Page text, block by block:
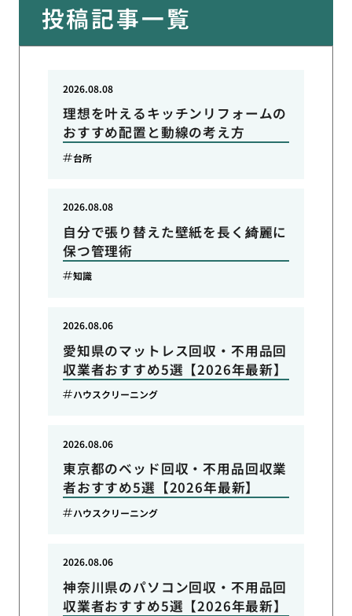
投稿記事一覧
理想を叶えるキッチンリフォームの
おすすめ配置と動線の考え方
2026.08.08
台所
自分で張り替えた壁紙を長く綺麗に
保つ管理術
2026.08.08
知識
愛知県のマットレス回収・不用品回
収業者おすすめ5選【2026年最新】
2026.08.06
ハウスクリーニング
東京都のベッド回収・不用品回収業
者おすすめ5選【2026年最新】
2026.08.06
ハウスクリーニング
神奈川県のパソコン回収・不用品回
収業者おすすめ5選【2026年最新】
2026.08.06